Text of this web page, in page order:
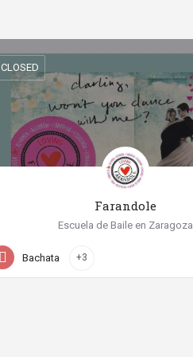
Farandole
Escuela de Baile en Zaragoza
CLOSED
Bachata +3